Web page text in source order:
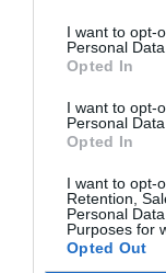
I want to opt-
Personal Data.
Opted In
I want to opt-
Personal
Opted In
I want to opt-
Retention,
Personal
Purposes for
Opted Out
Marcelo
historia, de
cristiano"
por Hispanidad
Artículos
DIARIO DE